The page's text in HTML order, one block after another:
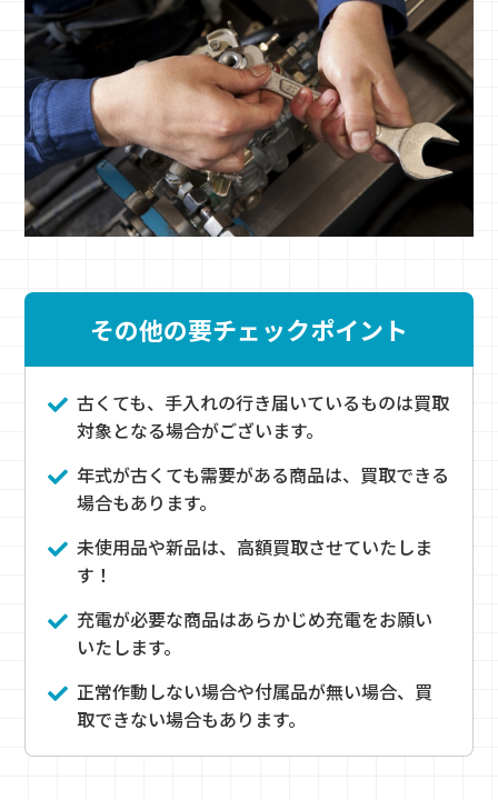
その他の要チェックポイント
古くても、手入れの行き届いているものは買取
対象となる場合がございます。
年式が古くても需要がある商品は、買取できる
場合もあります。
未使用品や新品は、高額買取させていたしま
す！
充電が必要な商品はあらかじめ充電をお願い
いたします。
正常作動しない場合や付属品が無い場合、買
取できない場合もあります。